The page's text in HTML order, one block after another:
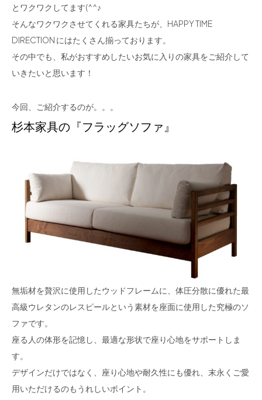
とワクワクしてます(^^♪
そんなワクワクさせてくれる家具たちが、HAPPY TIME
DIRECTION にはたくさん揃っております。
その中でも、私がおすすめしたいお気に入りの家具をご紹介して
いきたいと思います！
今回、ご紹介するのが。。。
杉本家具の『フラッグソファ』
無垢材を贅沢に使用したウッドフレームに、体圧分散に優れた最
高級ウレタンのレスピールという素材を座面に使用した究極のソ
ファです。
座る人の体形を記憶し、最適な形状で座り心地をサポートしま
す。
デザインだけではなく、座り心地や耐久性にも優れ、末永くご愛
用いただけるのもうれしいポイント。